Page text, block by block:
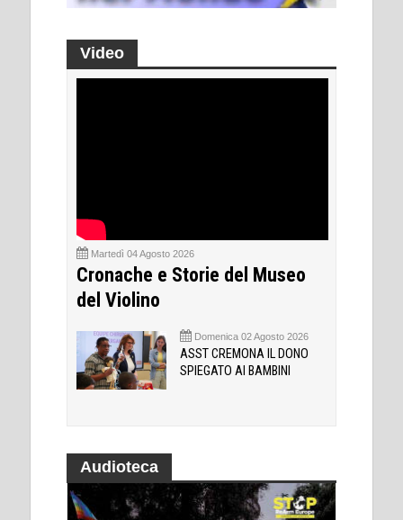
Video
Martedì 04 Agosto 2026
Cronache e Storie del Museo
del Violino
Domenica 02 Agosto 2026
ASST CREMONA IL DONO
SPIEGATO AI BAMBINI
Audioteca